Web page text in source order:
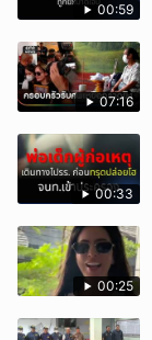
00:59
07:16
00:33
00:25